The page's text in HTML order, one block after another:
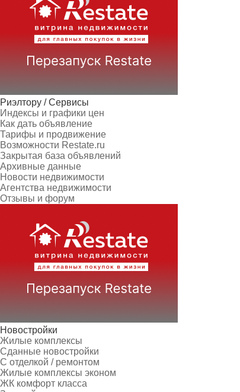
Риэлтору / Сервисы
Индексы и графики цен
Как дать объявление
Тарифы и продвижение
Возможности Restate.ru
Закрытая база объявлений
Архивные данные
Новости недвижимости
Агентства недвижимости
Отзывы и форум
Новостройки
Жилые комплексы
Сданные новостройки
С отделкой / ремонтом
Жилые комплексы эконом
ЖК комфорт класса